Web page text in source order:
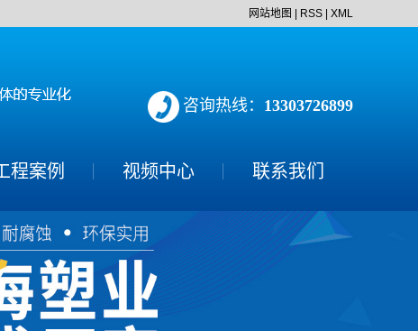
网站地图 RSS XML
咨询热线： 13303726899
程案例
沼气池
视频中心 联系我们